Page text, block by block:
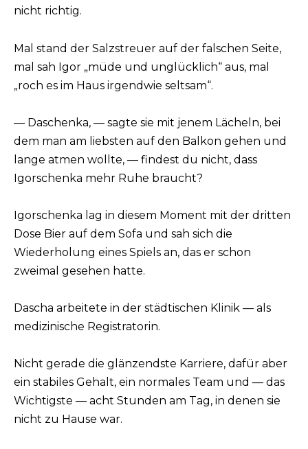
nicht richtig.
Mal stand der Salzstreuer auf der falschen Seite,
mal sah Igor „müde und unglücklich“ aus, mal
„roch es im Haus irgendwie seltsam“.
— Daschenka, — sagte sie mit jenem Lächeln, bei
dem man am liebsten auf den Balkon gehen und
lange atmen wollte, — findest du nicht, dass
Igorschenka mehr Ruhe braucht?
Igorschenka lag in diesem Moment mit der dritten
Dose Bier auf dem Sofa und sah sich die
Wiederholung eines Spiels an, das er schon
zweimal gesehen hatte.
Dascha arbeitete in der städtischen Klinik — als
medizinische Registratorin.
Nicht gerade die glänzendste Karriere, dafür aber
ein stabiles Gehalt, ein normales Team und — das
Wichtigste — acht Stunden am Tag, in denen sie
nicht zu Hause war.